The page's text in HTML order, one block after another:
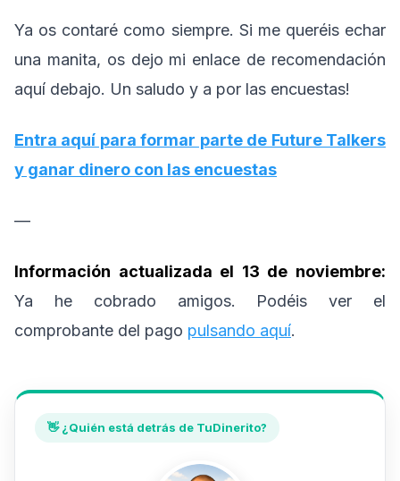
Ya os contaré como siempre. Si me queréis echar
una manita, os dejo mi enlace de recomendación
aquí debajo. Un saludo y a por las encuestas!
Entra aquí para formar parte de Future Talkers
y ganar dinero con las encuestas
—
Información actualizada el 13 de noviembre:
Ya he cobrado amigos. Podéis ver el
comprobante del pago pulsando aquí.
👋 ¿Quién está detrás de TuDinerito?